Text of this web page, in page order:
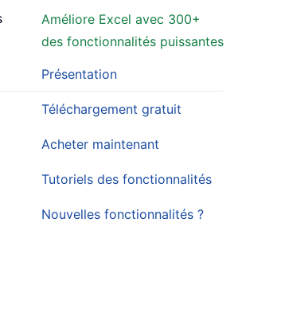
Améliore Excel avec 300+
des fonctionnalités puissantes
Présentation
Téléchargement gratuit
Acheter maintenant
Tutoriels des fonctionnalités
Nouvelles fonctionnalités ?